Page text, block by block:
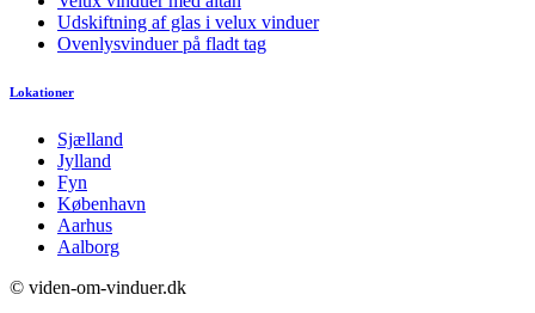
Udskiftning af glas i velux vinduer
Ovenlysvinduer på fladt tag
Lokationer
Sjælland
Jylland
Fyn
København
Aarhus
Aalborg
© viden-om-vinduer.dk